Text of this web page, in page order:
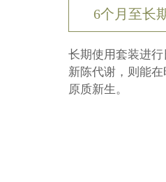
长期使用套装进
新陈代谢，则能
原质新生。
6个月至长